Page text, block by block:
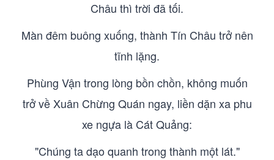
Châu thì trời đã tối.
Màn đêm buông xuống, thành Tín Châu trở nên
tĩnh lặng.
Phùng Vận trong lòng bồn chồn, không muốn
trở về Xuân Chừng Quán ngay, liền dặn xa phu
xe ngựa là Cát Quảng:
"Chúng ta dạo quanh trong thành một lát."